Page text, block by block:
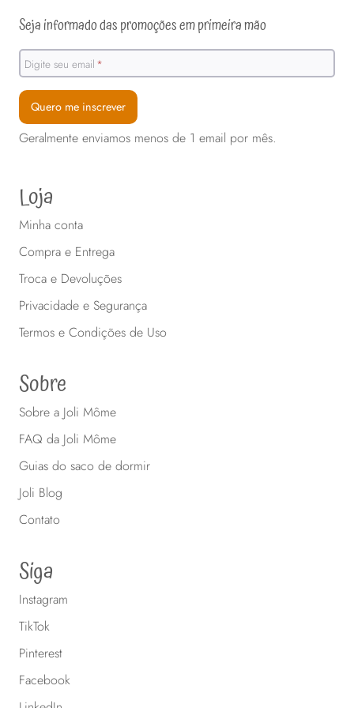
podem
ser
escolhidas
na
página
do
ser
escolhidas
produto
Seja informado das promoções em primeira mão
Digite seu email *
Quero me inscrever
Geralmente enviamos menos de 1 email por mês.
Loja
Minha conta
Compra e Entrega
Troca e Devoluções
Privacidade e Segurança
Termos e Condições de Uso
Sobre
Sobre a Joli Môme
FAQ da Joli Môme
Guias do saco de dormir
Joli Blog
Contato
Siga
Instagram
TikTok
Pinterest
Facebook